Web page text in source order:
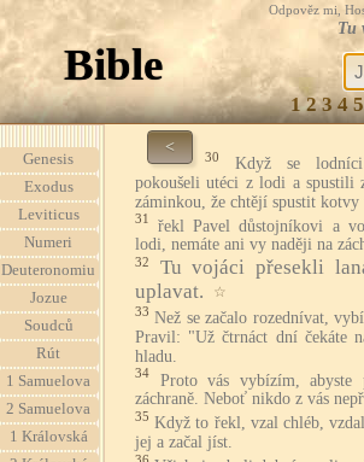
Odpověz mi,
Tu
Bible
1 2 3 4 5
Genesis
Exodus
Leviticus
Numeri
Deuteronomiu
Jozue
Soudců
Rút
1 Samuelova
2 Samuelova
1 Královská
<
30
Když se lodníci
pokoušeli utéci z lodi a spustili
záminkou, že chtějí spustit kotvy
31
řekl Pavel důstojníkovi a
lodi, nemáte ani vy naději na
32
Tu vojáci přesekli
uplavat.
☆
33 Než se začalo rozednívat,
Pravil: "Už čtrnáct dní čekáte
hladu.
34
Proto vás vybízím,
záchraně. Neboť nikdo z vás
35 Když to řekl, vzal chléb,
jej a začal jíst.